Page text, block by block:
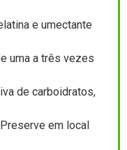
e umectante
uma a três vezes
de carboidratos,
em local